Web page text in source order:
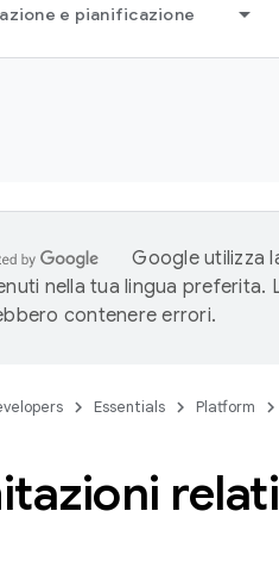
e pianificazione
Google utilizza
nella tua lingua preferita.
contenere errori.
Essentials Platform